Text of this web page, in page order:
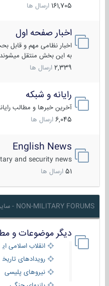
161,705 ارسال ها
اخبار صفحه اول
اخبار نظامی مهم و قابل بحث
به این بخش منتقل میشوند.
2,339 ارسال ها
رایانه و شبکه
آخرین خبرها و مطالب رایانه
6,045 ارسال ها
English News
and security news
51 ارسال ها
NON-MILITARY FORUMS - سایر بخشها
دیگر موضوعات و
انقلاب اسلامی ایران
رویدادهای
نیروهای پلیسی